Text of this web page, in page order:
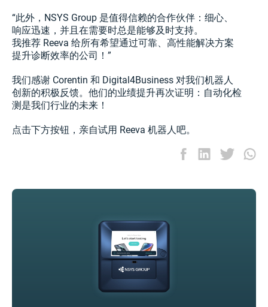
“此外，NSYS Group 是值得信赖的合作伙伴：细心、
响应迅速，并且在需要时总是能够及时支持。
我推荐 Reeva 给所有希望通过可靠、高性能解决方案
提升诊断效率的公司！”
我们感谢 Corentin 和 Digital4Business 对我们机器人
创新的积极反馈。他们的业绩提升再次证明：自动化检
测是我们行业的未来！
点击下方按钮，亲自试用 Reeva 机器人吧。